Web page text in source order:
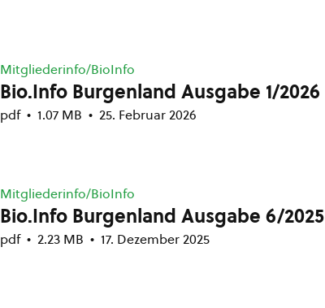
Mitgliederinfo/BioInfo
Bio.Info Burgenland Ausgabe 1/2026
pdf 1.07 MB 25. Februar 2026
Mitgliederinfo/BioInfo
Bio.Info Burgenland Ausgabe 6/2025
pdf 2.23 MB 17. Dezember 2025